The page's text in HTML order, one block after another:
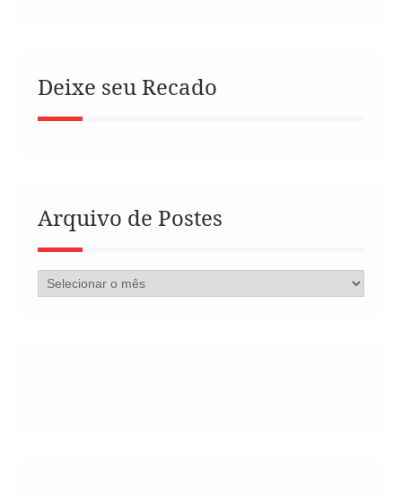
Deixe seu Recado
Arquivo de Postes
Arquivo
de